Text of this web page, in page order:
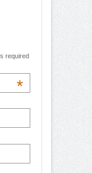
required
*